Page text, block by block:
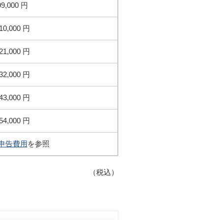
円
円
円
円
円
円
告費用を参照
（税込）